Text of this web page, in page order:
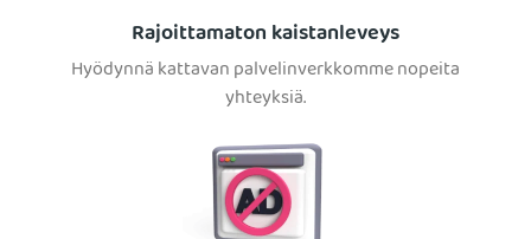
Rajoittamaton kaistanleveys
Hyödynnä kattavan palvelinverkkomme nopeita
yhteyksiä.